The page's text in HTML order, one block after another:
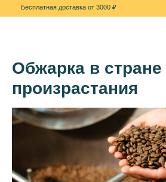
Бесплатная доставка от 3000 ₽
Обжарка в стране
произрастания